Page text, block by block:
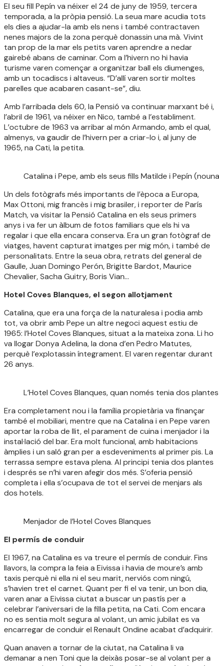
El seu fill Pepín va néixer el 24 de juny de 1959, tercera
temporada, a la pròpia pensió. La seua mare acudia tots
els dies a ajudar-la amb els nens i també contractaven
nenes majors de la zona perquè donassin una mà. Vivint
tan prop de la mar els petits varen aprendre a nedar
gairebé abans de caminar. Com a l’hivern no hi havia
turisme varen començar a organitzar ball els diumenges,
amb un tocadiscs i altaveus. “D’allí varen sortir moltes
parelles que acabaren casant-se”, diu.
Amb l’arribada dels 60, la Pensió va continuar marxant bé i,
l’abril de 1961, va néixer en Nico, també a l’establiment.
L’octubre de 1963 va arribar al món Armando, amb el qual,
almenys, va gaudir de l’hivern per a criar-lo i, al juny de
1965, na Cati, la petita.
Catalina i Pepe, amb els seus fills Matilde i Pepín
Un dels fotògrafs més importants de l’època a Europa,
Max Ottoni, mig francès i mig brasiler, i reporter de París
Match, va visitar la Pensió Catalina en els seus primers
anys i va fer un àlbum de fotos familiars que els hi va
regalar i que ella encara conserva. Era un gran fotògraf de
viatges, havent capturat imatges per mig món, i també de
personalitats. Entre la seua obra, retrats del general de
Gaulle, Juan Domingo Perón, Brigitte Bardot, Maurice
Chevalier, Sacha Guitry, Boris Vian…
Hotel Coves Blanques, el segon allotjament
Catalina, que era una força de la naturalesa i podia amb
tot, va obrir amb Pepe un altre negoci aquest estiu de
1965: l’Hotel Coves Blanques, situat a la mateixa zona. Li ho
va llogar Donya Adelina, la dona d’en Pedro Matutes,
perquè l’explotassin íntegrament. El varen regentar durant
26 anys.
L’Hotel Coves Blanques, quan només tenia dos plantes
Era completament nou i la família propietària va finançar
també el mobiliari, mentre que na Catalina i en Pepe varen
aportar la roba de llit, el parament de cuina i menjador i la
instal·lació del bar. Era molt funcional, amb habitacions
àmplies i un saló gran per a esdeveniments al primer pis. La
terrassa sempre estava plena. Al principi tenia dos plantes
i després se n’hi varen afegir dos més. S’oferia pensió
completa i ella s’ocupava de tot el servei de menjars als
dos hotels.
Menjador de l’Hotel Coves Blanques
El permís de conduir
El 1967, na Catalina es va treure el permís de conduir. Fins
llavors, la compra la feia a Eivissa i havia de moure’s amb
taxis perquè ni ella ni el seu marit, nerviós com ningú,
s’havien tret el carnet. Quant per fi el va tenir, un bon dia,
varen anar a Eivissa ciutat a buscar un pastís per a
celebrar l’aniversari de la filla petita, na Cati. Com encara
no es sentia molt segura al volant, un amic jubilat es va
encarregar de conduir el Renault Ondine acabat d’adquirir.
Quan anaven a tornar de la ciutat, na Catalina li va
demanar a nen Toni que la deixàs posar-se al volant per a